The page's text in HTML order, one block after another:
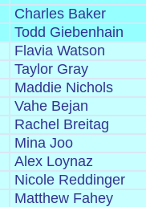
Charles Baker
Todd Giebenhain
Flavia Watson
Taylor Gray
Maddie Nichols
Vahe Bejan
Rachel Breitag
Mina Joo
Alex Loynaz
Nicole Reddinger
Matthew Fahey